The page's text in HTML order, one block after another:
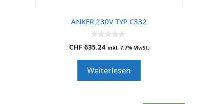
ANKER 230V TYP C332
0
o
o
f
5
CHF 635.24 inkl. 7.7% MwSt.
Weiterlesen